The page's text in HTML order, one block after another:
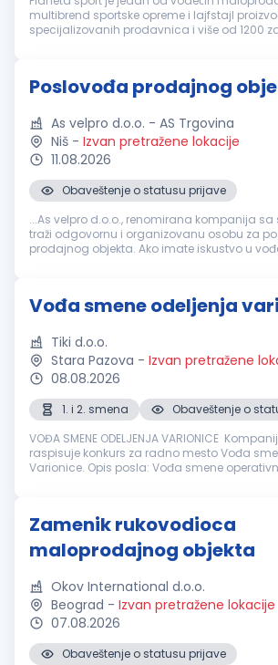
multibrend sportske opreme i lajfstajl
specijalizovanih prodavnica i više od 1200
Poslovođa prodajnog
As velpro d.o.o. - AS Trgovina
Niš - Izvan pretražene lokacije
11.08.2026
Obaveštenje o statusu prijave
...As velpro d.o.o., renomirana kompanija sa
traži odgovornu i organizovanu osobu za
prodajnog objekta. Ako imate iskustvo u
Vođa smene odeljenja
Tiki d.o.o.
Stara Pazova - Izvan pretražene
08.08.2026
1. i 2. smena
Obaveštenje o
VOĐA SMENE ODELJENJA VARIONICE
raspisuje konkurs za radno mesto Vođa
Varionice. Opis posla: Vođa smene
Zamenik rukovodioca
maloprodajnog objekta
Okov International d.o.o.
Beograd - Izvan pretražene lokacije
07.08.2026
Obaveštenje o statusu prijave